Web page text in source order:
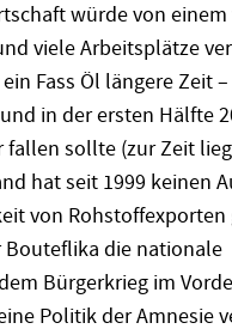
würde von
viele Arbeitsplätze
Fass Öl längere Zeit
in der ersten Hälfte
fallen sollte (zur Zeit
hat seit 1999 keinen
von
Bouteflika die nationale
Bürgerkrieg im
Politik der Amnesie